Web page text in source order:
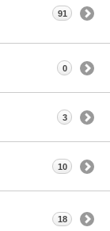
91
0
3
10
18